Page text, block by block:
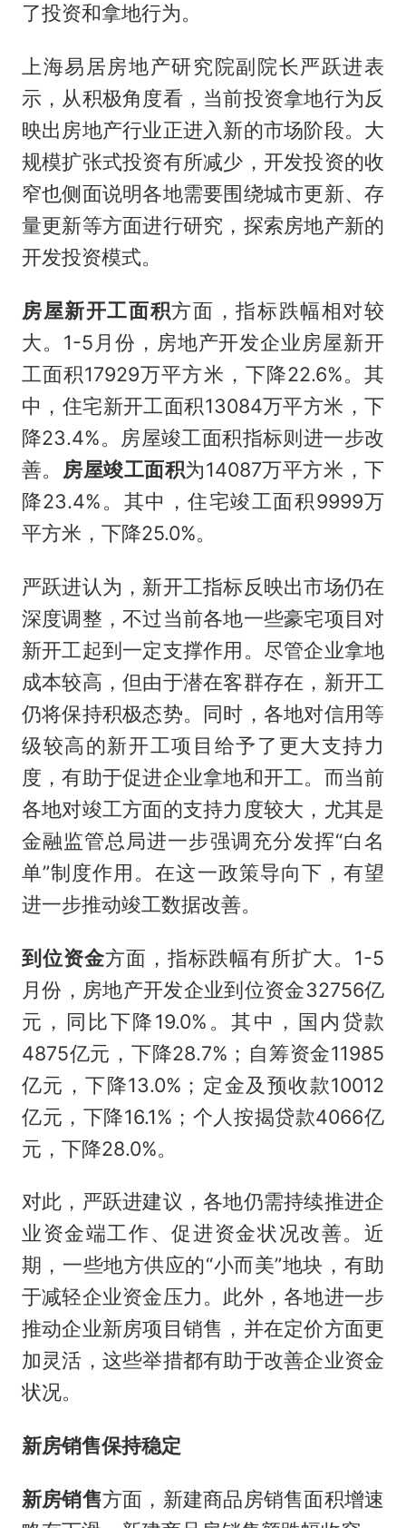
了投资和拿地行为。
上海易居房地产研究院副院长严跃进表
示，从积极角度看，当前投资拿地行为反
映出房地产行业正进入新的市场阶段。大
规模扩张式投资有所减少，开发投资的收
窄也侧面说明各地需要围绕城市更新、存
量更新等方面进行研究，探索房地产新的
开发投资模式。
房屋新开工面积方面，指标跌幅相对较
大。1-5月份，房地产开发企业房屋新开
工面积17929万平方米，下降22.6%。其
中，住宅新开工面积13084万平方米，下
降23.4%。房屋竣工面积指标则进一步改
善。 房屋竣工面积为14087万平方米，下
降23.4%。其中，住宅竣工面积9999万
平方米，下降25.0%。
严跃进认为，新开工指标反映出市场仍在
深度调整，不过当前各地一些豪宅项目对
新开工起到一定支撑作用。尽管企业拿地
成本较高，但由于潜在客群存在，新开工
仍将保持积极态势。同时，各地对信用等
级较高的新开工项目给予了更大支持力
度，有助于促进企业拿地和开工。而当前
各地对竣工方面的支持力度较大，尤其是
金融监管总局进一步强调充分发挥“白名
单”制度作用。在这一政策导向下，有望
进一步推动竣工数据改善。
到位资金方面，指标跌幅有所扩大。1-5
月份，房地产开发企业到位资金32756亿
元，同比下降19.0%。其中，国内贷款
4875亿元，下降28.7%；自筹资金11985
亿元，下降13.0%；定金及预收款10012
亿元，下降16.1%；个人按揭贷款4066亿
元，下降28.0%。
对此，严跃进建议，各地仍需持续推进企
业资金端工作、促进资金状况改善。近
期，一些地方供应的“小而美”地块，有助
于减轻企业资金压力。此外，各地进一步
推动企业新房项目销售，并在定价方面更
加灵活，这些举措都有助于改善企业资金
状况。
新房销售保持稳定
新房销售方面，新建商品房销售面积增速